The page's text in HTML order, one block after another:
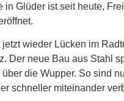
in Glüder ist seit heute,
wieder Lücken im
Der neue Bau aus Stahl
die Wupper. So sind
schneller miteinander